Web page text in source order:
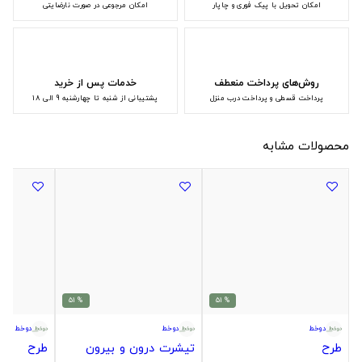
امکان تحویل با پیک فوری و چاپار امکان مرجوعی در صورت نارضایتی
روش‌های پرداخت منعطف
پرداخت قسطی و پرداخت درب منزل
خدمات پس از خرید
پشتیبانی از شنبه تا چهارشنبه 9 الی 18
محصولات مشابه
% 51
دوخط
طرح
% 51
دوخط
تیشرت درون و بیرون
دوخط
طرح